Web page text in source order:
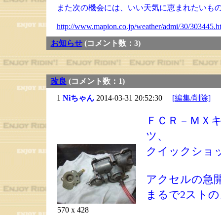
また次の機会には、いい天気に恵まれたいも
http://www.mapion.co.jp/weather/admi/30/
お知らせ(コメント数：3)
改良 (コメント数：1)
1 Niちゃん2014-03-31 20:52:30 [編集/削除]
570 x 428
ＦＣＲ－ＭＸ
ツ、
クイックショ
アクセルの急
まるで2スト